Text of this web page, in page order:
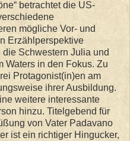
betrachtet die US-
mögliche Vor- und
Erzählperspektive
Schwestern Julia und
Waters in den Fokus. Zu
Protagonist(in)en am
ihrer Ausbildung.
weitere interessante
hinzu. Titelgebend für
von Vater Padavano
ist ein richtiger Hingucker,